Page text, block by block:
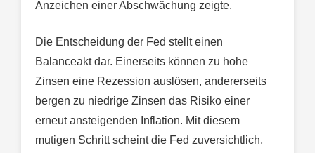
Anzeichen einer Abschwächung zeigte.
Die Entscheidung der Fed stellt einen
Balanceakt dar. Einerseits können zu hohe
Zinsen eine Rezession auslösen, andererseits
bergen zu niedrige Zinsen das Risiko einer
erneut ansteigenden Inflation. Mit diesem
mutigen Schritt scheint die Fed zuversichtlich,